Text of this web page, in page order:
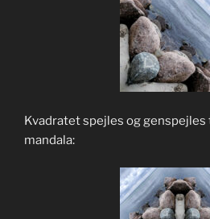
Kvadratet spejles og
mandala: